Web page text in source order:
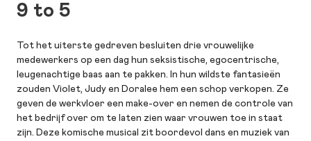
9 to 5
Tot het uiterste gedreven besluiten drie vrouwelijke
medewerkers op een dag hun seksistische, egocentrische,
leugenachtige baas aan te pakken. In hun wildste fantasieën
zouden Violet, Judy en Doralee hem een schop verkopen. Ze
geven de werkvloer een make-over en nemen de controle van
het bedrijf over om te laten zien waar vrouwen toe in staat
zijn. Deze komische musical zit boordevol dans en muziek van